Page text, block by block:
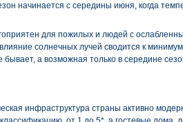
начинается с середины июня, когда
для пожилых и людей с
солнечных лучей сводится к
бывает, а возможная только в середине
инфраструктура страны активно